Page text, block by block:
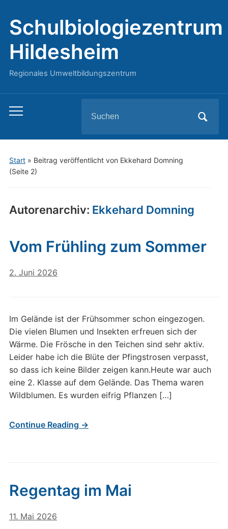
Schulbiologiezentrum
Hildesheim
Regionales Umweltbildungszentrum
Toggle
menu
for:
Start» Beitrag veröffentlicht von Ekkehard Domning
(Seite 2)
Autorenarchiv: Ekkehard Domning
Vom Frühling zum Sommer
2. Juni 2026
Im Gelände ist der Frühsommer schon eingezogen.
Die vielen Blumen und Insekten erfreuen sich der
Wärme. Die Frösche in den Teichen sind sehr aktiv.
Leider habe ich die Blüte der Pfingstrosen verpasst,
so dass ich keine Bilder zeigen kann.Heute war auch
eine 2. Klasse auf dem Gelände. Das Thema waren
Wildblumen. Es wurden eifrig Pflanzen […]
Continue Reading →
Regentag im Mai
11. Mai 2026